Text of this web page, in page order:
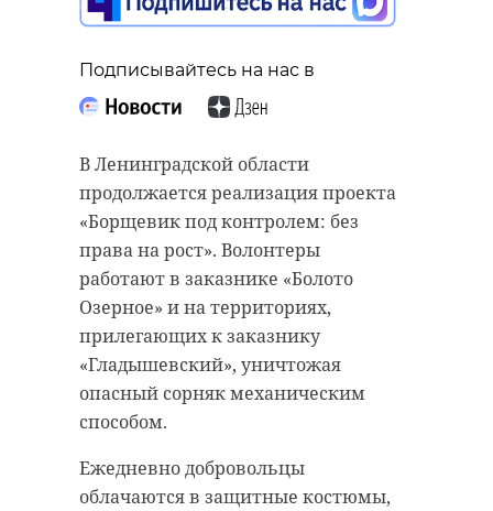
Подписывайтесь на нас в
В Ленинградской области
продолжается реализация проекта
«Борщевик под контролем: без
права на рост». Волонтеры
работают в заказнике «Болото
Озерное» и на территориях,
прилегающих к заказнику
«Гладышевский», уничтожая
опасный сорняк механическим
способом.
Ежедневно добровольцы
облачаются в защитные костюмы,